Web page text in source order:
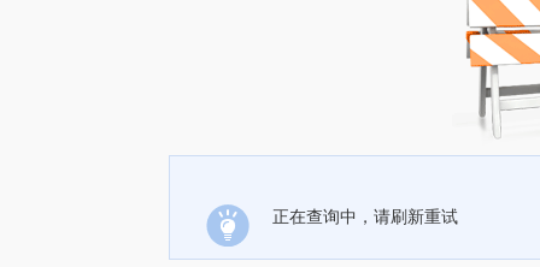
正在查询中，请刷新重试